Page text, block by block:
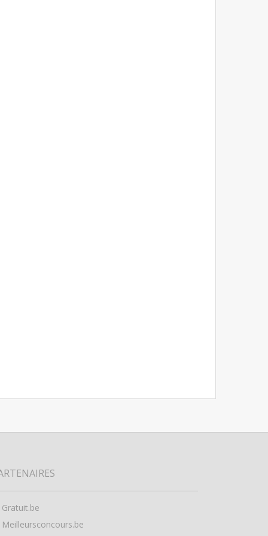
Gratuit.be
Meilleursconcours.be